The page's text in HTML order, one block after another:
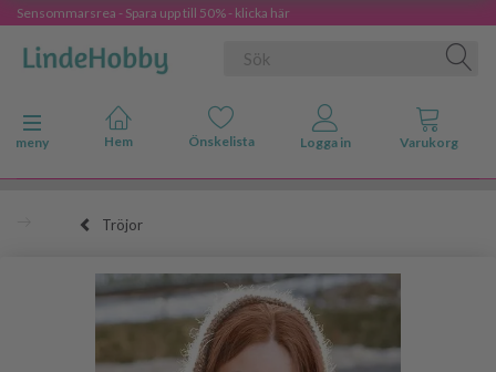
Sensommarsrea - Spara upp till 50% - klicka här
Ändra navigering
meny
Tröjor